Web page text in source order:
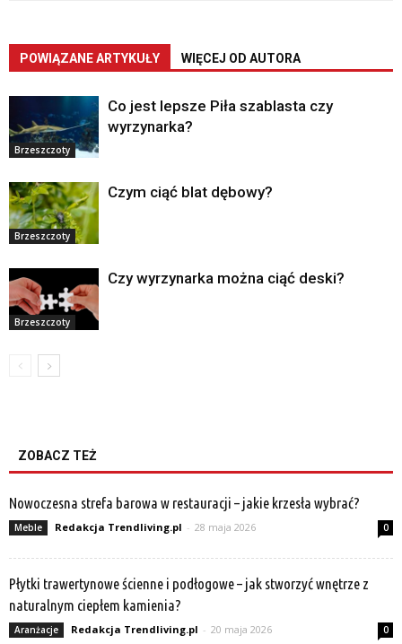
POWIĄZANE ARTYKUŁY WIĘCEJ OD AUTORA
Brzeszczoty
Co jest lepsze Piła szablasta czy
wyrzynarka?
Brzeszczoty
Czym ciąć blat dębowy?
Brzeszczoty
Czy wyrzynarka można ciąć deski?
ZOBACZ TEŻ
Nowoczesna strefa barowa w restauracji – jakie krzesła wybrać?
Meble Redakcja Trendliving.pl - 28 maja 2026 0
Płytki trawertynowe ścienne i podłogowe – jak stworzyć wnętrze z
naturalnym ciepłem kamienia?
Aranżacje Redakcja Trendliving.pl - 20 maja 2026 0